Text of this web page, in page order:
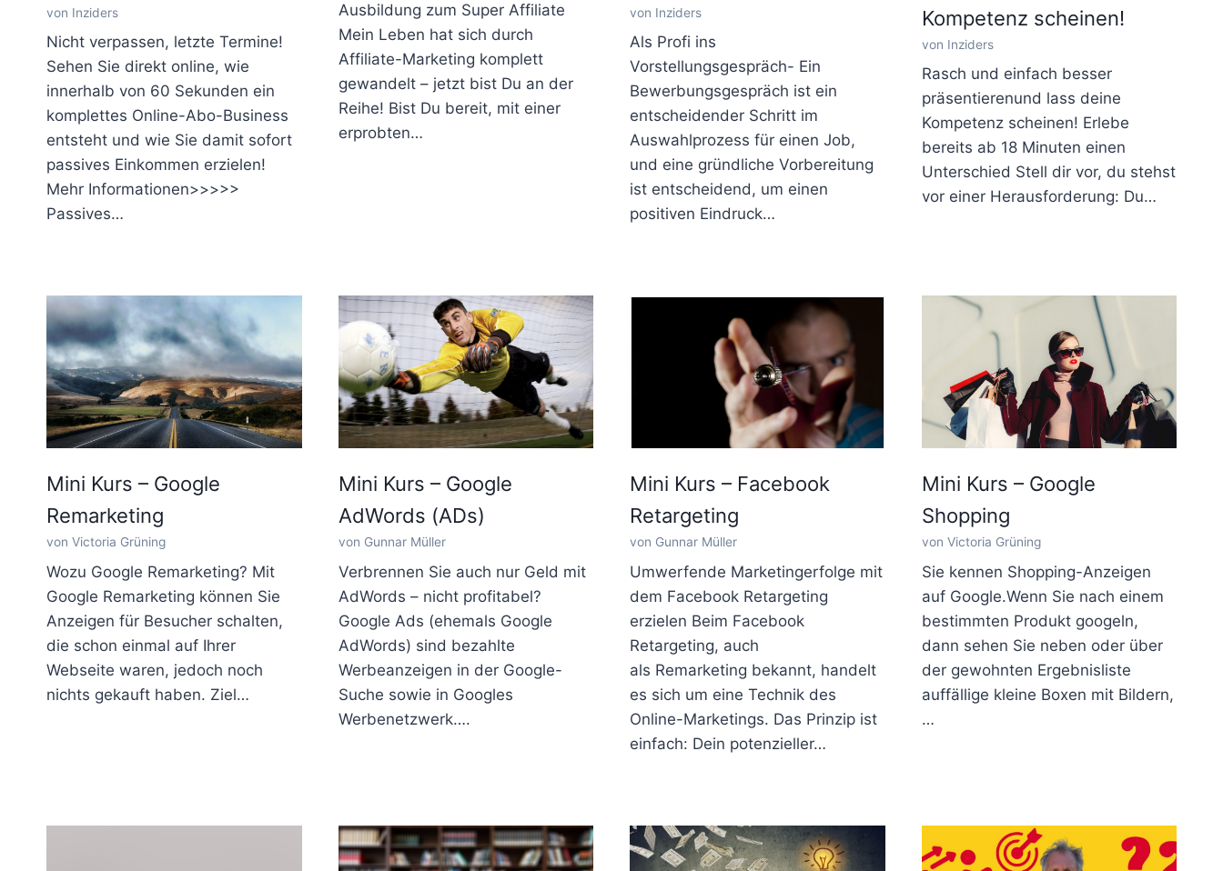
von Inziders
Nicht verpassen, letzte Termine!
Sehen Sie direkt online, wie
innerhalb von 60 Sekunden ein
komplettes Online-Abo-Business
entsteht und wie Sie damit sofort
passives Einkommen erzielen!
Mehr Informationen>>>>>
Passives…
Ausbildung zum Super Affiliate
Mein Leben hat sich durch
Affiliate-Marketing komplett
gewandelt – jetzt bist Du an der
Reihe! Bist Du bereit, mit einer
erprobten…
von Inziders
Als Profi ins
Vorstellungsgespräch- Ein
Bewerbungsgespräch ist ein
entscheidender Schritt im
Auswahlprozess für einen Job,
und eine gründliche Vorbereitung
ist entscheidend, um einen
positiven Eindruck…
Kompetenz scheinen!
von Inziders
Rasch und einfach besser
präsentierenund lass deine
Kompetenz scheinen! Erlebe
bereits ab 18 Minuten einen
Unterschied Stell dir vor, du stehst
vor einer Herausforderung: Du…
Mini Kurs – Google
Remarketing
von Victoria Grüning
Wozu Google Remarketing? Mit
Google Remarketing können Sie
Anzeigen für Besucher schalten,
die schon einmal auf Ihrer
Webseite waren, jedoch noch
nichts gekauft haben. Ziel…
Mini Kurs – Google
AdWords (ADs)
von Gunnar Müller
Verbrennen Sie auch nur Geld mit
AdWords – nicht profitabel?
Google Ads (ehemals Google
AdWords) sind bezahlte
Werbeanzeigen in der Google-
Suche sowie in Googles
Werbenetzwerk….
Mini Kurs – Facebook
Retargeting
von Gunnar Müller
Umwerfende Marketingerfolge mit
dem Facebook Retargeting
erzielen Beim Facebook
Retargeting, auch
als Remarketing bekannt, handelt
es sich um eine Technik des
Online-Marketings. Das Prinzip ist
einfach: Dein potenzieller…
Mini Kurs – Google
Shopping
von Victoria Grüning
Sie kennen Shopping-Anzeigen
auf Google.Wenn Sie nach einem
bestimmten Produkt googeln,
dann sehen Sie neben oder über
der gewohnten Ergebnisliste
auffällige kleine Boxen mit Bildern,
…